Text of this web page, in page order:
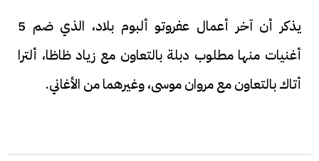
يذكر أن آخر أعمال عفروتو ألبوم بلاد، الذي ضم 5
أغنيات منها مطلوب دبلة بالتعاون مع زياد ظاظا، ألترا
أتاك بالتعاون مع مروان موسى، وغيرهما من الأغاني.